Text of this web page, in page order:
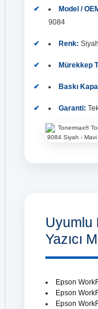
Model /
9084
Renk:
Mürekkep
Baskı
Garanti:
Uyumlu
Yazıcı
Epson
Epson
Epson